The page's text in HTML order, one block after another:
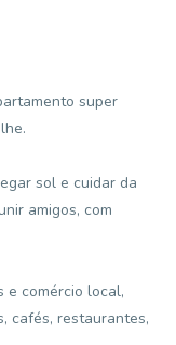
super
sol e cuidar da
amigos, com
e comércio local,
cafés, restaurantes,